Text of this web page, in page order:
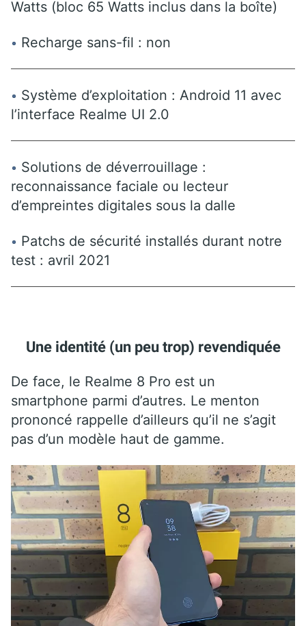
Watts (bloc 65 Watts inclus dans la boîte)
Recharge sans-fil : non
Système d’exploitation : Android 11 avec
l’interface Realme UI 2.0
Solutions de déverrouillage :
reconnaissance faciale ou lecteur
d’empreintes digitales sous la dalle
Patchs de sécurité installés durant notre
test : avril 2021
Une identité (un peu trop) revendiquée
De face, le Realme 8 Pro est un
smartphone parmi d’autres. Le menton
prononcé rappelle d’ailleurs qu’il ne s’agit
pas d’un modèle haut de gamme.